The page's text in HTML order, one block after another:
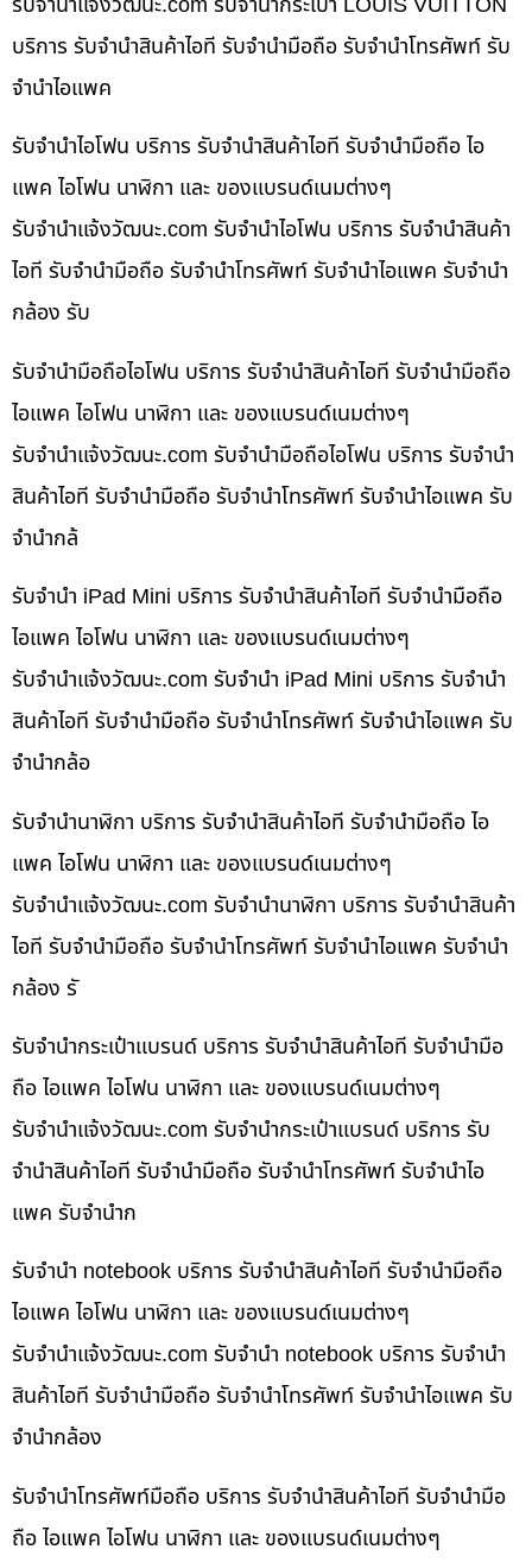
บริการ รับจำนำสินค้าไอที รับจำนำมือถือ รับจำนำโทรศัพท์ รับ
จำนำไอแพค
รับจำนำไอโฟน บริการ รับจำนำสินค้าไอที รับจำนำมือถือ ไอ
แพค ไอโฟน นาฬิกา และ ของแบรนด์เนมต่างๆ
รับจํานําแจ้งวัฒนะ.com รับจำนำไอโฟน บริการ รับจำนำสินค้า
ไอที รับจำนำมือถือ รับจำนำโทรศัพท์ รับจำนำไอแพค รับจำนำ
กล้อง รับ
รับจำนำมือถือไอโฟน บริการ รับจำนำสินค้าไอที รับจำนำมือถือ
ไอแพค ไอโฟน นาฬิกา และ ของแบรนด์เนมต่างๆ
รับจํานําแจ้งวัฒนะ.com รับจำนำมือถือไอโฟน บริการ รับจำนำ
สินค้าไอที รับจำนำมือถือ รับจำนำโทรศัพท์ รับจำนำไอแพค รับ
จำนำกล้
รับจำนำ iPad Mini บริการ รับจำนำสินค้าไอที รับจำนำมือถือ
ไอแพค ไอโฟน นาฬิกา และ ของแบรนด์เนมต่างๆ
รับจํานําแจ้งวัฒนะ.com รับจำนำ iPad Mini บริการ รับจำนำ
สินค้าไอที รับจำนำมือถือ รับจำนำโทรศัพท์ รับจำนำไอแพค รับ
จำนำกล้อ
รับจำนำนาฬิกา บริการ รับจำนำสินค้าไอที รับจำนำมือถือ ไอ
แพค ไอโฟน นาฬิกา และ ของแบรนด์เนมต่างๆ
รับจํานําแจ้งวัฒนะ.com รับจำนำนาฬิกา บริการ รับจำนำสินค้า
ไอที รับจำนำมือถือ รับจำนำโทรศัพท์ รับจำนำไอแพค รับจำนำ
กล้อง รั
รับจำนำกระเป๋าแบรนด์ บริการ รับจำนำสินค้าไอที รับจำนำมือ
ถือ ไอแพค ไอโฟน นาฬิกา และ ของแบรนด์เนมต่างๆ
รับจํานําแจ้งวัฒนะ.com รับจำนำกระเป๋าแบรนด์ บริการ รับ
จำนำสินค้าไอที รับจำนำมือถือ รับจำนำโทรศัพท์ รับจำนำไอ
แพค รับจำนำก
รับจำนำ notebook บริการ รับจำนำสินค้าไอที รับจำนำมือถือ
ไอแพค ไอโฟน นาฬิกา และ ของแบรนด์เนมต่างๆ
รับจํานําแจ้งวัฒนะ.com รับจำนำ notebook บริการ รับจำนำ
สินค้าไอที รับจำนำมือถือ รับจำนำโทรศัพท์ รับจำนำไอแพค รับ
จำนำกล้อง
รับจำนำโทรศัพท์มือถือ บริการ รับจำนำสินค้าไอที รับจำนำมือ
ถือ ไอแพค ไอโฟน นาฬิกา และ ของแบรนด์เนมต่างๆ